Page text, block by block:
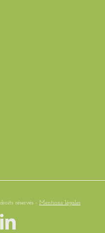
réservés - Mentions légales
LinkedIn